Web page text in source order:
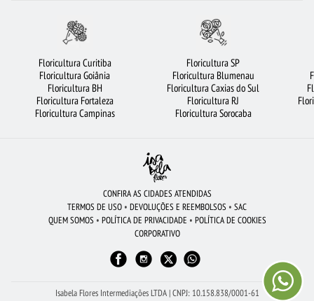
FLORICULTURA SANTO ANDRÉ ROSAS AMARELAS
FLORICULTURA NITERÓI BUQUÊ DE 20 ROSAS VERMELHAS
FLORICULTURA JOÃO PESSOA FLORICULTURA BH FLORICULTURA OSASCO
FLORICULTURA MANAUS
COROA DE FLORES
FLORICULTURA BRASÍLIA CIDADES MAIS PROCURADAS
FLORICULTURA GOIÂNIA LÍRIO
CESTA DE CAFÉ DA MANHÃ FLORES DO CAMPO FLORICULTURA SALVADOR
ORQUÍDEAS FLORICULTURA RJ
Floricultura Curitiba
Floricultura Goiânia
Floricultura BH
Floricultura Fortaleza
Floricultura Campinas
Floricultura SP
Floricultura Blumenau
Floricultura Caxias do Sul
Floricultura RJ
Floricultura Sorocaba
CONFIRA AS CIDADES ATENDIDAS
TERMOS DE USO • DEVOLUÇÕES E REEMBOLSOS • SAC
QUEM SOMOS • POLÍTICA DE PRIVACIDADE • POLÍTICA DE COOKIES
CORPORATIVO
Isabela Flores Intermediações LTDA | CNPJ: 10.158.838/0001-61